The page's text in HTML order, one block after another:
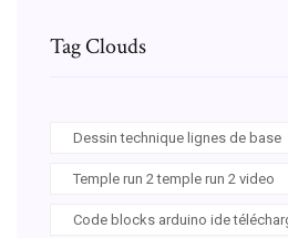
Tag Clouds
Dessin technique lignes de base
Temple run 2 temple run 2 video
Code blocks arduino ide